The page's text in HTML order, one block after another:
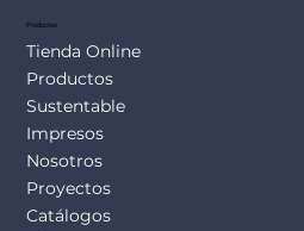
Productos
Tienda Online
Productos
Sustentable
Impresos
Nosotros
Proyectos
Catálogos